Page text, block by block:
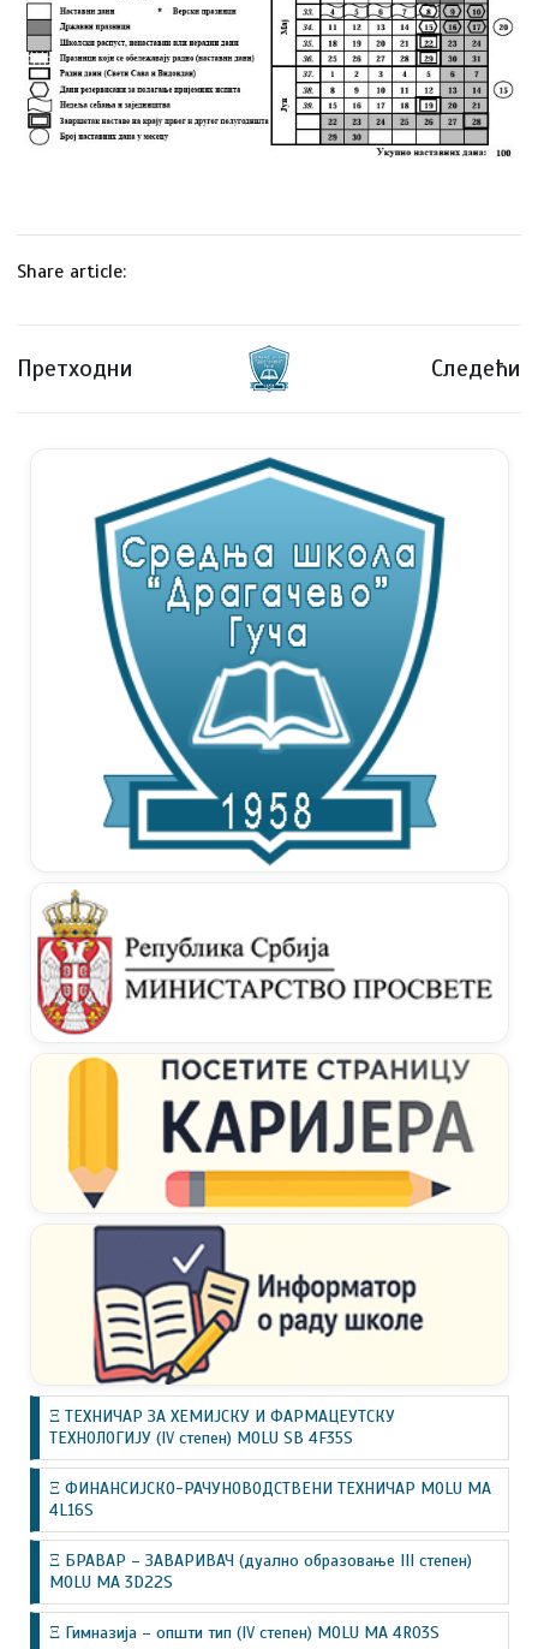
Share article:
Претходни Следећи
Ξ ТЕХНИЧАР ЗА ХЕМИЈСКУ И ФАРМАЦЕУТСКУ
ТЕХНОЛОГИЈУ (IV степен) MOLU SB 4F35S
Ξ ФИНАНСИЈСКО-РАЧУНОВОДСТВЕНИ ТЕХНИЧАР MOLU MA
4L16S
Ξ БРАВАР – ЗАВАРИВАЧ (дуално образовање III степен)
MOLU MA 3D22S
Ξ Гимназија – општи тип (IV степен) MOLU MA 4R03S